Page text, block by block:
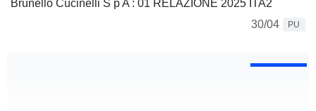
Brunello Cucinelli S p A : 01 RELAZIONE 2025 ITA2
30/04
PU